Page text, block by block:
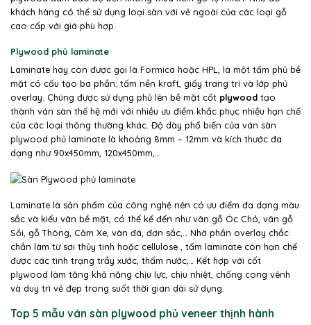
khách hàng có thể sử dụng loại sàn với vẻ ngoài của các loại gỗ
cao cấp với giá phù hợp.
Plywood phủ laminate
Laminate hay còn được gọi là Formica hoặc HPL, là một tấm phủ bề
mặt có cấu tạo ba phần: tấm nền kraft, giấy trang trí và lớp phủ
overlay. Chúng được sử dụng phủ lên bề mặt cốt plywood tạo
thành ván sàn thế hệ mới với nhiều ưu điểm khắc phục nhiều hạn chế
của các loại thông thường khác. Độ dày phổ biến của ván sàn
plywood phủ laminate là khoảng 8mm – 12mm và kích thước đa
dạng như 90x450mm, 120x450mm,…
Laminate là sản phẩm của công nghệ nên có ưu điểm đa dạng màu
sắc và kiểu vân bề mặt, có thể kể đến như vân gỗ Óc Chó, vân gỗ
Sồi, gỗ Thông, Căm Xe, vân đá, đơn sắc,… Nhờ phần overlay chắc
chắn làm từ sợi thủy tinh hoặc cellulose , tấm laminate còn hạn chế
được các tình trạng trầy xước, thấm nước,… Kết hợp với cốt
plywood làm tăng khả năng chịu lực, chịu nhiệt, chống cong vênh
và duy trì vẻ đẹp trong suốt thời gian dài sử dụng.
Top 5 mẫu ván sàn plywood phủ veneer thịnh hành